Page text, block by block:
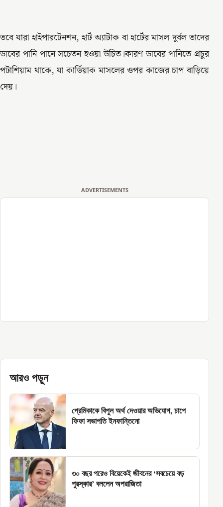
তবে যারা হাইপারটেনশন, হার্ট অ্যাটাক বা হার্টের মাসল দুর্বল তাদের
ডাবের পানি পানে সচেতন হওয়া উচিত।কারণ ডাবের পানিতে প্রচুর
পটাশিয়াম থাকে, যা কার্ডিয়াক মাসলের ওপর কাজের চাপ বাড়িয়ে
দেয়।
ADVERTISEMENTS
আরও পড়ুন
প্রেমিকাকে বিপুল অর্থ দেওয়ার অভিযোগ, চাপে
ফিফা সভাপতি ইনফান্তিনো
৩০ বছর পরেও বিয়েকেই জীবনের ‘সবচেয়ে বড়
পুরস্কার’ বললেন অপরাজিতা